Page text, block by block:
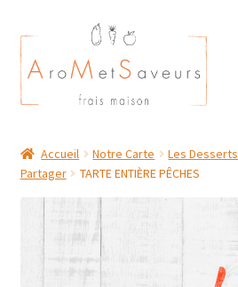
Aller
à
la
navigation
Aller
au
contenu
Plat du Jour/ Menu Week end
NOS BOUTIQUES
MON COMPTE
Accueil Notre Carte Les Desserts
Partager
TARTE ENTIÈRE PÊCHES